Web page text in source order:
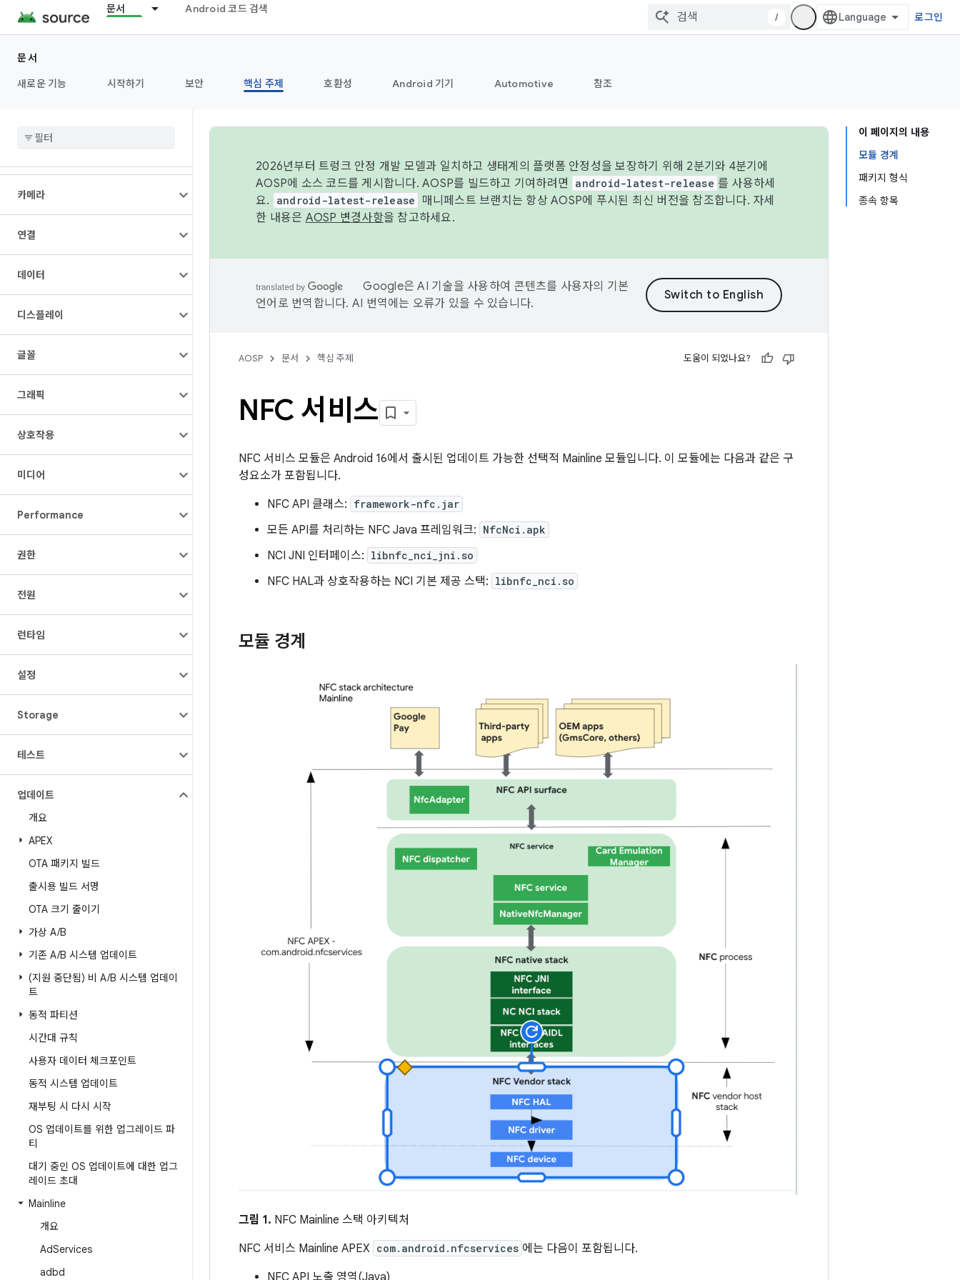
문서 Android 코드 검색
/ 로그인
문서
새로운 기능
시작하기 보안 핵심 주제 호환성 Android 기기 Automotive 참조
카메라
연결
데이터
디스플레이
글꼴
그래픽
상호작용
미디어
Performance
권한
전원
런타임
설정
Storage
테스트
업데이트
개요
APEX
OTA 패키지 빌드
출시용 빌드 서명
OTA 크기 줄이기
가상 A/B
기존 A/B 시스템 업데이트
(지원 중단됨) 비 A/B 시스템 업데이
트
동적 파티션
시간대 규칙
사용자 데이터 체크포인트
동적 시스템 업데이트
재부팅 시 다시 시작
OS 업데이트를 위한 업그레이드 파
티
대기 중인 OS 업데이트에 대한 업그
레이드 초대
Mainline
개요
AdServices
adbd
이 페이지의 내용
모듈 경계
패키지 형식
종속 항목
2026년부터 트렁크 안정 개발 모델과 일치하고 생태계의 플랫폼 안정성을 보장하기 위해 2분기와 4분기에
AOSP에 소스 코드를 게시합니다. AOSP를 빌드하고 기여하려면
android-latest-release 를 사용하세
요.
android-latest-release
매니페스트 브랜치는 항상 AOSP에 푸시된 최신 버전을 참조합니다. 자세
한 내용은 AOSP 변경사항을 참고하세요.
Google은 AI 기술을 사용하여 콘텐츠를 사용자의 기본
언어로 번역합니다. AI 번역에는 오류가 있을 수 있습니다.
AOSP 문서 핵심 주제 도움이 되었나요?
NFC 서비스
NFC 서비스 모듈은 Android 16에서 출시된 업데이트 가능한 선택적 Mainline 모듈입니다. 이 모듈에는 다음과 같은 구
성요소가 포함됩니다.
NFC API 클래스: framework-nfc.jar
모든 API를 처리하는 NFC Java 프레임워크: NfcNci.apk
NCI JNI 인터페이스: libnfc_nci_jni.so
NFC HAL과 상호작용하는 NCI 기본 제공 스택: libnfc_nci.so
모듈 경계
그림 1. NFC Mainline 스택 아키텍처
NFC 서비스 Mainline APEX com.android.nfcservices 에는 다음이 포함됩니다.
NFC API 노출 영역(Java)